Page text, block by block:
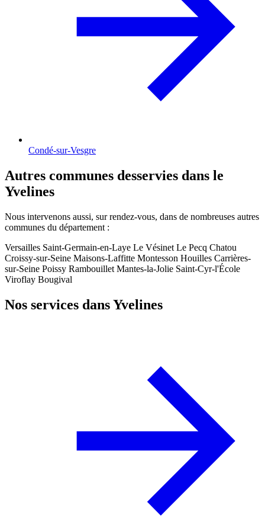
Condé-sur-Vesgre
Autres communes desservies dans le
Yvelines
Nous intervenons aussi, sur rendez-vous, dans de nombreuses autres
communes du département :
Versailles Saint-Germain-en-Laye Le Vésinet Le Pecq Chatou
Croissy-sur-Seine Maisons-Laffitte Montesson Houilles Carrières-
sur-Seine Poissy Rambouillet Mantes-la-Jolie Saint-Cyr-l'École
Viroflay Bougival
Nos services dans Yvelines